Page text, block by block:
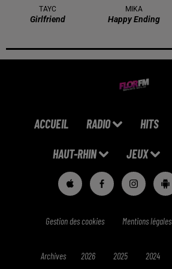
TAYC
Girlfriend
MIKA
Happy Ending
ACCUEIL RADIO HITS
HAUT-RHIN JEUX
Gestion des cookies Mentions légales
Archives 2026 2025 2024